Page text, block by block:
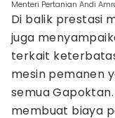
Menteri Pertanian Andi
Di balik prestasi
juga
terkait
mesin pemanen
semua
membuat biaya